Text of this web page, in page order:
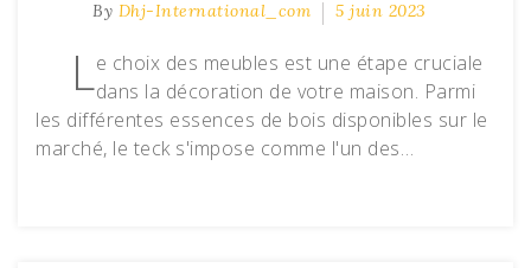
By Dhj-International_com 5 juin 2023
Le choix des meubles est une étape cruciale
dans la décoration de votre maison. Parmi
les différentes essences de bois disponibles sur le
marché, le teck s'impose comme l'un des…